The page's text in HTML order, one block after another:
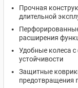
Прочная
длительной
расширения
Удобные колеса
устойчивости
Защитные
предотвращения